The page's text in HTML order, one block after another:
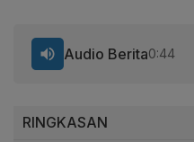
RINGKASAN
Audio Berita0:44